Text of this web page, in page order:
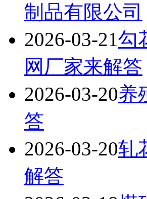
制品有限公司
2026-03-21勾
网厂家来解答
2026-03-20养
答
2026-03-20轧
解答